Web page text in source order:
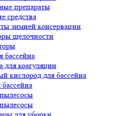
препараты
средства
зимней консервации
щелочности
бассейна
для коагуляции
кислород для бассейна